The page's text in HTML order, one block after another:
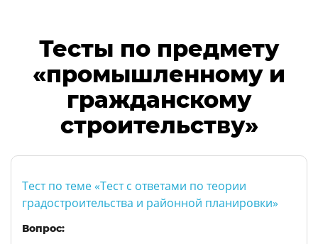
Тесты по предмету
«промышленному и
гражданскому
строительству»
Тест по теме «Тест с ответами по теории
градостроительства и районной планировки»
Вопрос: